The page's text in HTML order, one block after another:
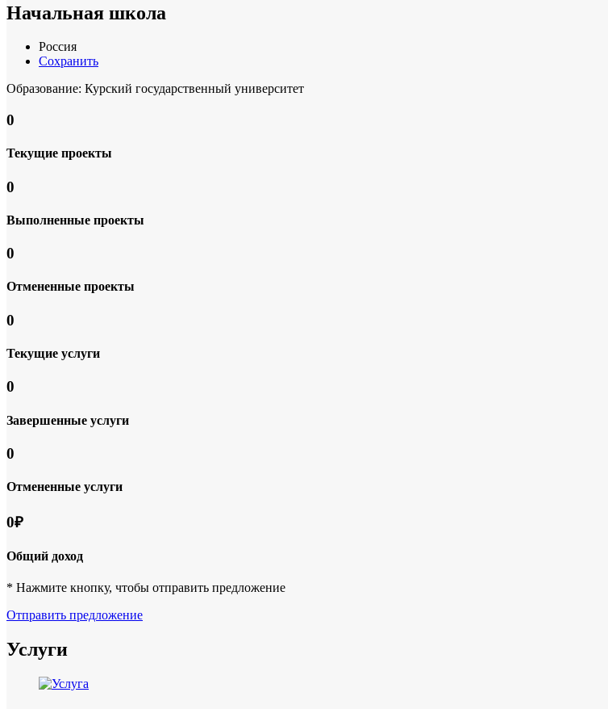
Начальная школа
Россия
Сохранить
Образование: Курский государственный университет
0
Текущие проекты
0
Выполненные проекты
0
Отмененные проекты
0
Текущие услуги
0
Завершенные услуги
0
Отмененные услуги
0₽
Общий доход
* Нажмите кнопку, чтобы отправить предложение
Отправить предложение
Услуги